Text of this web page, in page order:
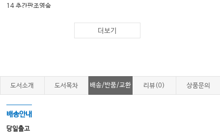
14 추간판조영술
Part 3. 척추통증의 고급 시술
17 경피적 척추성형술과 척추후굴풍선 복원술
19 내시경수술
더보기
도서소개 도서목차 배송/반품/교환 리뷰(0) 상품문의
배송안내
당일출고